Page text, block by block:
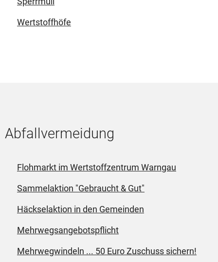
Wertstoffhöfe
Abfallvermeidung
Flohmarkt im Wertstoffzentrum Warngau
Sammelaktion "Gebraucht & Gut"
Häckselaktion in den Gemeinden
Mehrwegsangebotspflicht
Mehrwegwindeln ... 50 Euro Zuschuss sichern!